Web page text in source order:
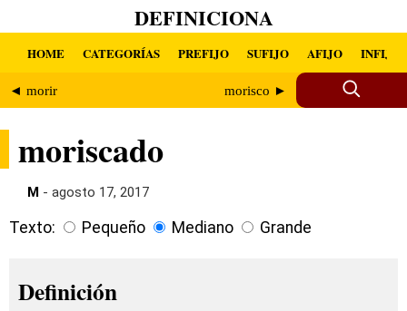
DEFINICIONA
HOME CATEGORÍAS PREFIJO SUFIJO AFIJO INFIJO
◄ morir morisco ►
moriscado
M - agosto 17, 2017
Texto: Pequeño Mediano Grande
Definición